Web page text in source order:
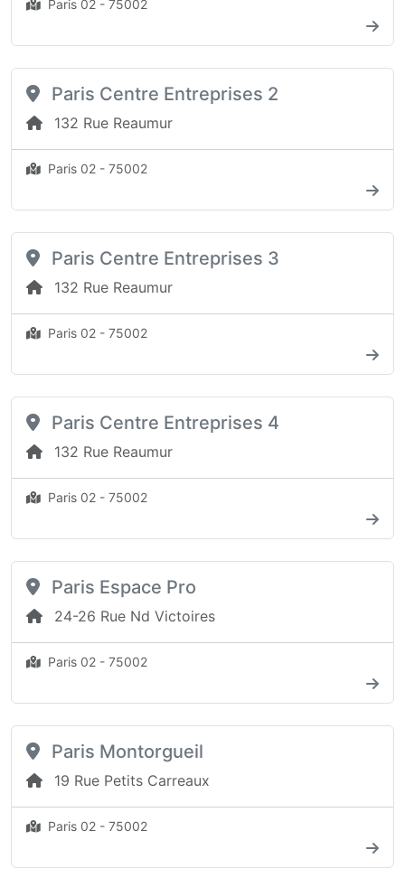
Paris 02 - 75002
Paris Centre Entreprises 2
132 Rue Reaumur
Paris 02 - 75002
Paris Centre Entreprises 3
132 Rue Reaumur
Paris 02 - 75002
Paris Centre Entreprises 4
132 Rue Reaumur
Paris 02 - 75002
Paris Espace Pro
24-26 Rue Nd Victoires
Paris 02 - 75002
Paris Montorgueil
19 Rue Petits Carreaux
Paris 02 - 75002